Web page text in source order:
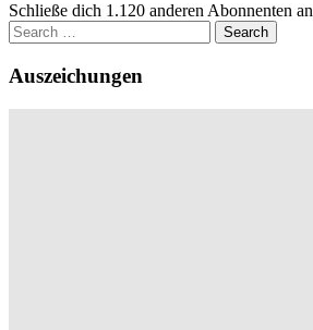
Schließe dich 1.120 anderen Abonnenten an
Search
for:
Auszeichungen